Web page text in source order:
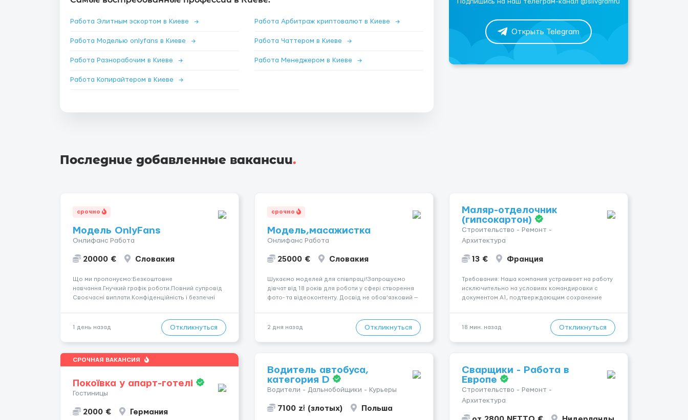
Работа Элитным эскортом в Киеве → Работа Арбитраж криптовалют в Киеве →
Работа Моделью onlyfans в Киеве → Работа Чаттером в Киеве →
Работа Разнорабочим в Киеве → Работа Менеджером в Киеве →
Работа Копирайтером в Киеве →
Подпишись на наш телеграм-канал @slivgramru
Открыть Telegram
Последние добавленные вакансии.
срочно
Модель OnlyFans
Онлифанс Работа
20000 € Словакия
Що ми пропонуємо:Безкоштовне
навчання.Гнучкий графік роботи.Повний супровід
Своєчасні виплати.Конфіденційність і безпечні
розвиватися.Досвід не обов’язковий.Якщо вас
зацікавила вакансія — залишайте відгук, і ми
зв’яжемося ...
1 день назад Откликнуться
срочно
Модель,масажистка
Онлифанс Работа
25000 € Словакия
Шукаємо моделей для співпраці!Запрошуємо
дівчат від 18 років для роботи у сфері створення
фото- та відеоконтенту. Досвід не обов’язковий —
конфіденційність і професійну підтримку.
Працюємо офіційно, поважаємо особ...
2 дня назад Откликнуться
Маляр-отделочник
(гипсокартон)
Строительство - Ремонт -
Архитектура
13 € Франция
Требования: Наша компания устраивает на работу
исключительно на условиях командировки с
документом A1, подтверждающим сохранение
могут получить граждане стран с упрощенным
доступом к рынку труда ЕС (Укра...
18 мин. назад Откликнуться
СРОЧНАЯ ВАКАНСИЯ
Покоївка у апарт-готелі
Гостиницы
2000 € Германия
Водитель автобуса,
категория D
Водители - Дальнобойщики - Курьеры
7100 zł (злотых) Польша
Сварщики - Работа в
Европе
Строительство - Ремонт -
Архитектура